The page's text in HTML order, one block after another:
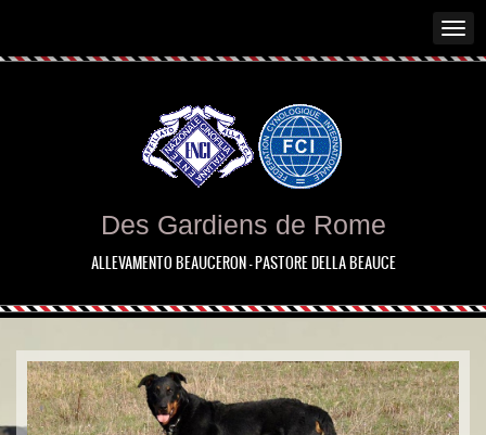
Des Gardiens de Rome
ALLEVAMENTO BEAUCERON - PASTORE DELLA BEAUCE